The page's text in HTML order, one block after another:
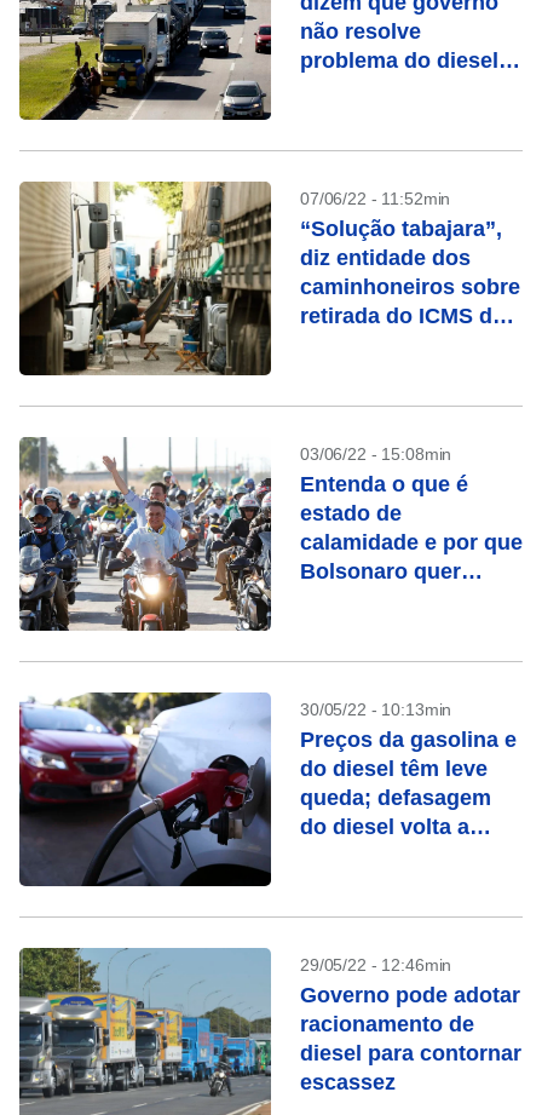
não resolve
problema do diesel e
07/06/22 - 11:52min
“Solução tabajara”,
diz entidade dos
caminhoneiros sobre
retirada do ICMS dos
03/06/22 - 15:08min
Entenda o que é
estado de
calamidade e por que
Bolsonaro quer
30/05/22 - 10:13min
Preços da gasolina e
do diesel têm leve
queda; defasagem
do diesel volta a
29/05/22 - 12:46min
Governo pode adotar
racionamento de
diesel para contornar
escassez